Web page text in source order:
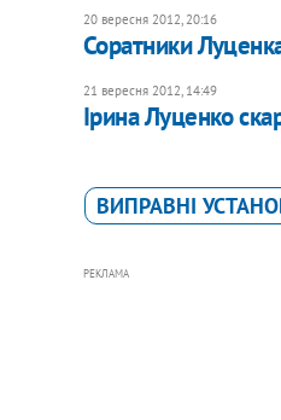
20 вересня 2012, 20:16
Соратники
21 вересня 2012, 14:49
Ірина Луценко
ВИПРАВНІ
РЕКЛАМА